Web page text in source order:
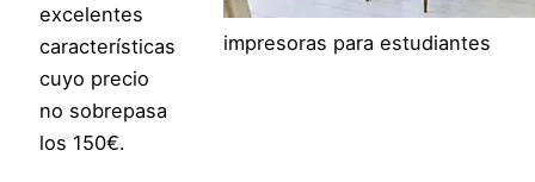
excelentes
características
cuyo precio
no sobrepasa
los 150€.
impresoras para estudiantes